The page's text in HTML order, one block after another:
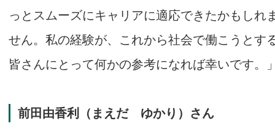
っとスムーズにキャリアに適応できたかもしれ
せん。私の経験が、これから社会で働こうとす
皆さんにとって何かの参考になれば幸いです。
前田由香利（まえだ ゆかり）さん